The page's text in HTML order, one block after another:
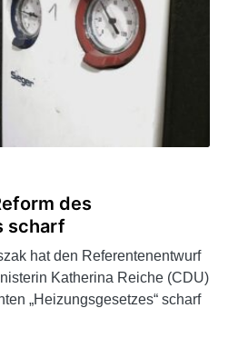
des
scharf
hat den Referentenentwurf
Katherina Reiche (CDU)
„Heizungsgesetzes“ scharf